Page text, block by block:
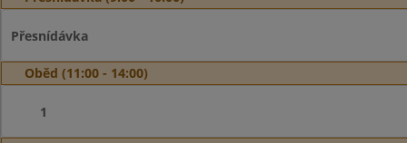
Přesnídávka
Oběd (11:00 - 14:00)
1